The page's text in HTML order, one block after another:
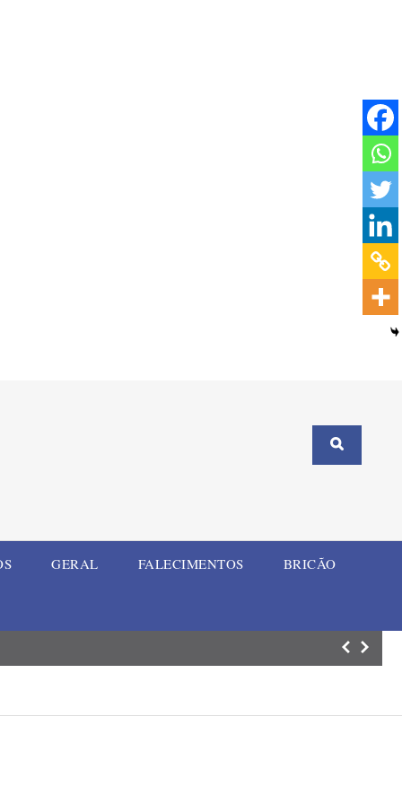
GERAL FALECIMENTOS BRICÃO
Homem